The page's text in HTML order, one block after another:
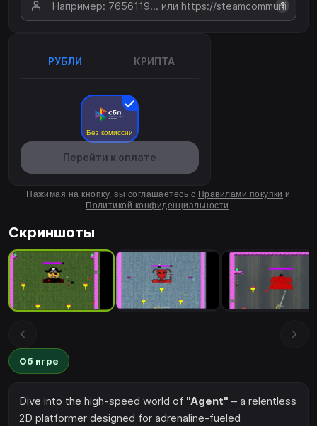
?
РУБЛИ КРИПТА
Без комиссии
Перейти к оплате
Нажимая на кнопку, вы соглашаетесь с Правилами покупки и
Политикой конфиденциальности.
Скриншоты
Об игре
Dive into the high-speed world of "Agent" – a relentless
2D platformer designed for adrenaline-fueled